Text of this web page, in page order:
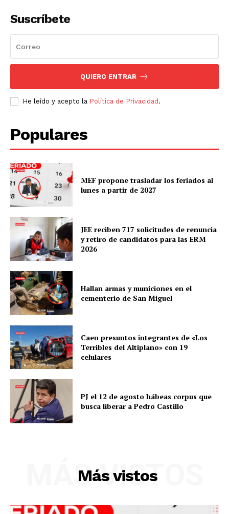
Suscríbete
QUIERO ENTRAR
He leído y acepto la Política de Privacidad.
Populares
MEF propone trasladar los feriados al
lunes a partir de 2027
JEE reciben 717 solicitudes de renuncia
y retiro de candidatos para las ERM
2026
Hallan armas y municiones en el
cementerio de San Miguel
Caen presuntos integrantes de «Los
Terribles del Altiplano» con 19
celulares
PJ el 12 de agosto hábeas corpus que
busca liberar a Pedro Castillo
Más vistos
MÁS VISTOS